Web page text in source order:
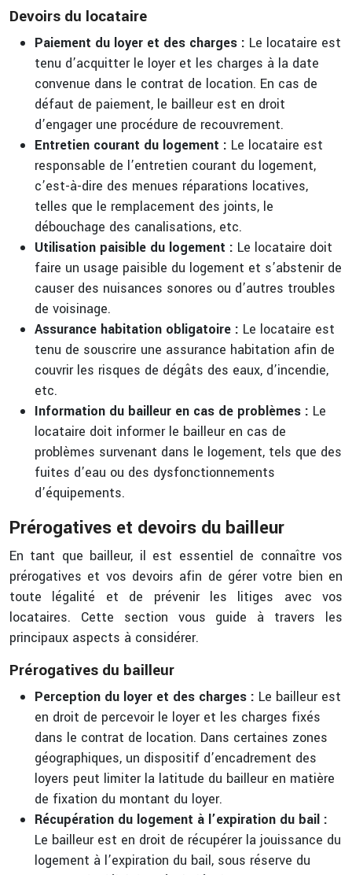
Devoirs du locataire
Paiement du loyer et des charges : Le locataire est
tenu d’acquitter le loyer et les charges à la date
convenue dans le contrat de location. En cas de
défaut de paiement, le bailleur est en droit
d’engager une procédure de recouvrement.
Entretien courant du logement : Le locataire est
responsable de l’entretien courant du logement,
c’est-à-dire des menues réparations locatives,
telles que le remplacement des joints, le
débouchage des canalisations, etc.
Utilisation paisible du logement : Le locataire doit
faire un usage paisible du logement et s’abstenir de
causer des nuisances sonores ou d’autres troubles
de voisinage.
Assurance habitation obligatoire : Le locataire est
tenu de souscrire une assurance habitation afin de
couvrir les risques de dégâts des eaux, d’incendie,
etc.
Information du bailleur en cas de problèmes : Le
locataire doit informer le bailleur en cas de
problèmes survenant dans le logement, tels que des
fuites d’eau ou des dysfonctionnements
d’équipements.
Prérogatives et devoirs du bailleur
En tant que bailleur, il est essentiel de connaître vos
prérogatives et vos devoirs afin de gérer votre bien en
toute légalité et de prévenir les litiges avec vos
locataires. Cette section vous guide à travers les
principaux aspects à considérer.
Prérogatives du bailleur
Perception du loyer et des charges : Le bailleur est
en droit de percevoir le loyer et les charges fixés
dans le contrat de location. Dans certaines zones
géographiques, un dispositif d’encadrement des
loyers peut limiter la latitude du bailleur en matière
de fixation du montant du loyer.
Récupération du logement à l’expiration du bail :
Le bailleur est en droit de récupérer la jouissance du
logement à l’expiration du bail, sous réserve du